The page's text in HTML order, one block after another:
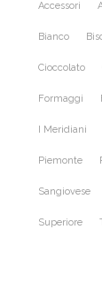
Accessori
Bianco
Cioccolato
Formaggi
I Meridiani
Piemonte
Sangiovese
Superiore